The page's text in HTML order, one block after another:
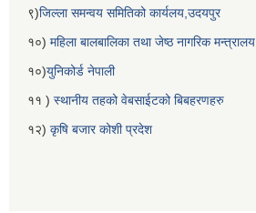
९)जिल्ला समन्वय समितिको कार्यलय,उदयपुर
१०) महिला बालबालिका तथा जेष्ठ नागरिक मन्त्रालय
१०)युनिकोर्ड नेपाली
११ ) स्थानीय तहको वेबसाईटको बिबहरणहरु
१२) कृषि बजार कोशी प्रदेश